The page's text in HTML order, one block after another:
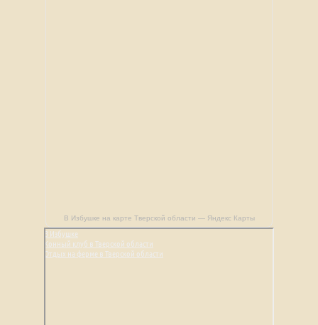
В Избушке на карте Тверской области — Яндекс Карты
В Избушке
Конный клуб в Тверской области
Отдых на ферме в Тверской области